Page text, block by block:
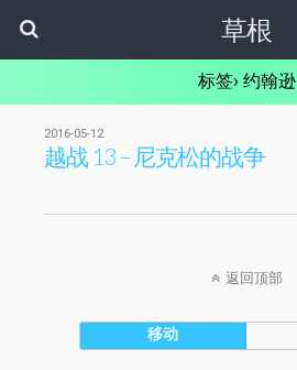
草根
标签› 约翰逊
2016-05-12
越战 13 – 尼克松的战争
返回顶部
移动